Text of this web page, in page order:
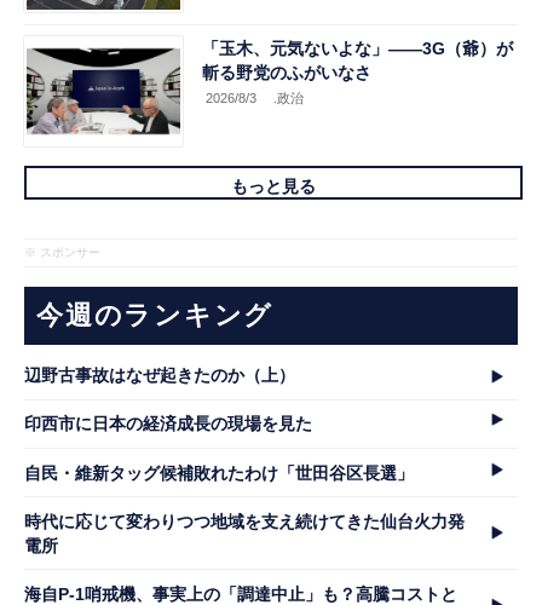
「玉木、元気ないよな」――3G（爺）が
斬る野党のふがいなさ
2026/8/3 .政治
もっと見る
※ スポンサー
今週のランキング
辺野古事故はなぜ起きたのか（上）
印西市に日本の経済成長の現場を見た
自民・維新タッグ候補敗れたわけ「世田谷区長選」
時代に応じて変わりつつ地域を支え続けてきた仙台火力発
電所
海自P-1哨戒機、事実上の「調達中止」も？高騰コストと